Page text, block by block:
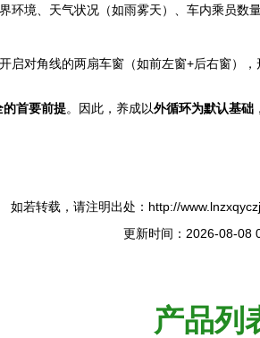
环境、天气状况（如雨雾天）、车内乘员
启对角线的两扇车窗（如前左窗+后右窗）
的首要前提。因此，养成以外循环为默认基础
如若转载，请注明出处：http://
更新时间：2026-08-08
产品列